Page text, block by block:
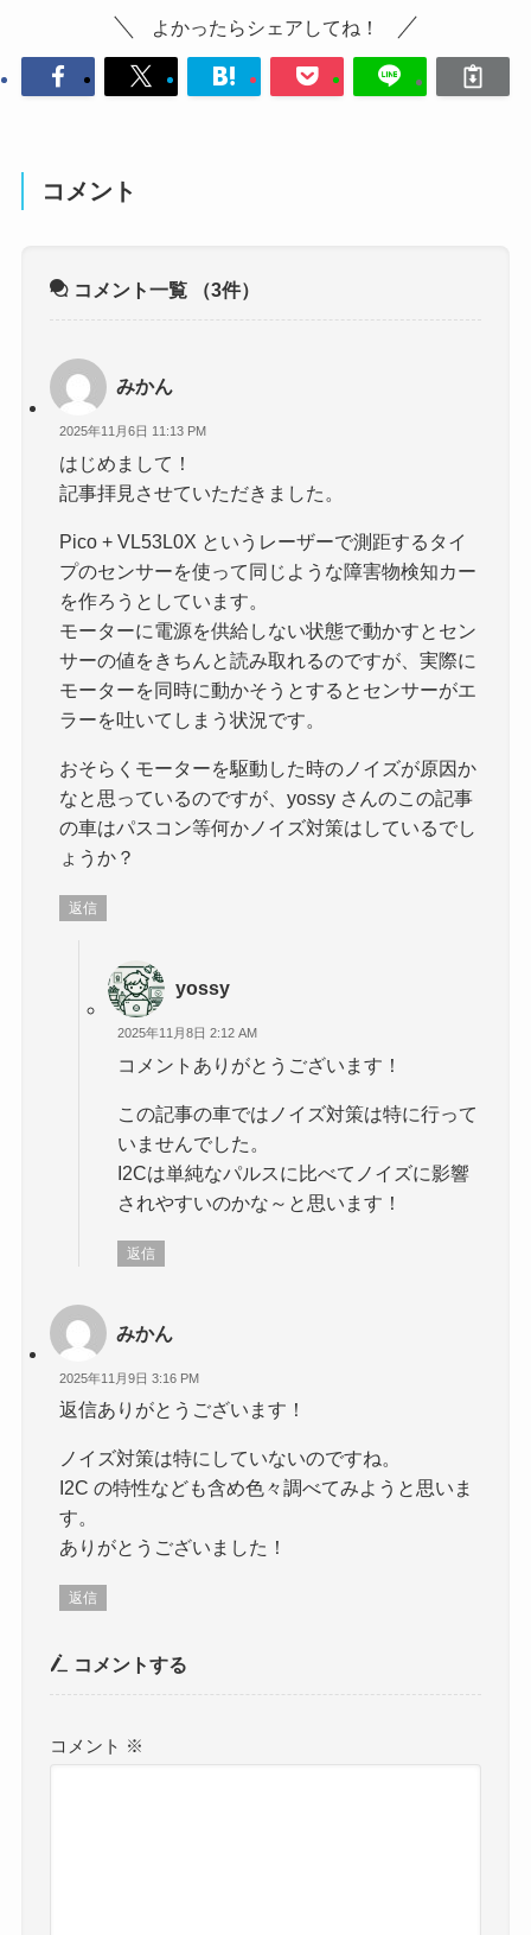
よかったらシェアしてね！
コメント
コメント一覧 （3件）
みかん
2025年11月6日 11:13 PM
はじめまして！
記事拝見させていただきました。
Pico + VL53L0X というレーザーで測距するタイ
プのセンサーを使って同じような障害物検知カー
を作ろうとしています。
モーターに電源を供給しない状態で動かすとセン
サーの値をきちんと読み取れるのですが、実際に
モーターを同時に動かそうとするとセンサーがエ
ラーを吐いてしまう状況です。
おそらくモーターを駆動した時のノイズが原因か
なと思っているのですが、yossy さんのこの記事
の車はパスコン等何かノイズ対策はしているでし
ょうか？
返信
yossy
2025年11月8日 2:12 AM
コメントありがとうございます！
この記事の車ではノイズ対策は特に行って
いませんでした。
I2Cは単純なパルスに比べてノイズに影響
されやすいのかな～と思います！
返信
みかん
2025年11月9日 3:16 PM
返信ありがとうございます！
ノイズ対策は特にしていないのですね。
I2C の特性なども含め色々調べてみようと思いま
す。
ありがとうございました！
返信
コメントする
コメント ※